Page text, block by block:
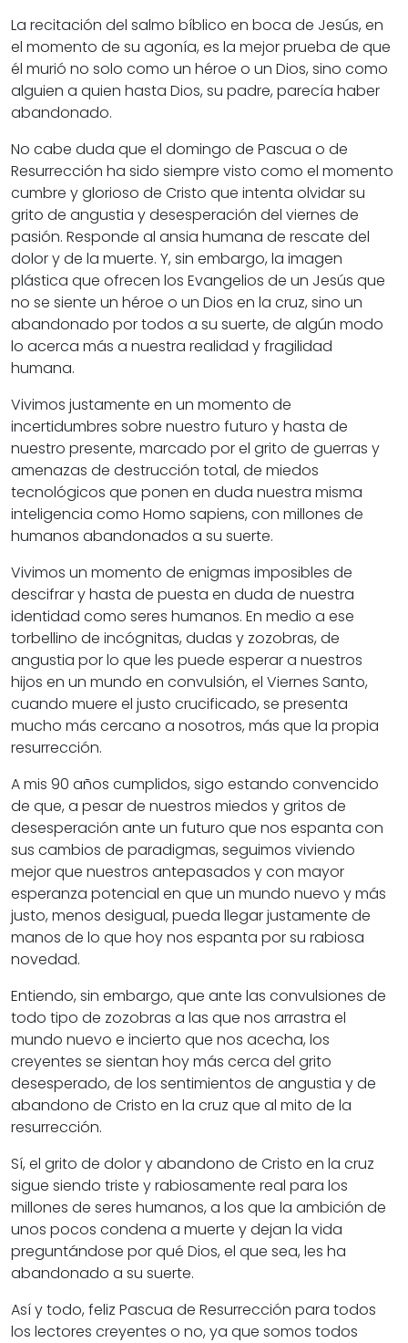
La recitación del salmo bíblico en boca de Jesús, en
el momento de su agonía, es la mejor prueba de que
él murió no solo como un héroe o un Dios, sino como
alguien a quien hasta Dios, su padre, parecía haber
abandonado.
No cabe duda que el domingo de Pascua o de
Resurrección ha sido siempre visto como el momento
cumbre y glorioso de Cristo que intenta olvidar su
grito de angustia y desesperación del viernes de
pasión. Responde al ansia humana de rescate del
dolor y de la muerte. Y, sin embargo, la imagen
plástica que ofrecen los Evangelios de un Jesús que
no se siente un héroe o un Dios en la cruz, sino un
abandonado por todos a su suerte, de algún modo
lo acerca más a nuestra realidad y fragilidad
humana.
Vivimos justamente en un momento de
incertidumbres sobre nuestro futuro y hasta de
nuestro presente, marcado por el grito de guerras y
amenazas de destrucción total, de miedos
tecnológicos que ponen en duda nuestra misma
inteligencia como Homo sapiens, con millones de
humanos abandonados a su suerte.
Vivimos un momento de enigmas imposibles de
descifrar y hasta de puesta en duda de nuestra
identidad como seres humanos. En medio a ese
torbellino de incógnitas, dudas y zozobras, de
angustia por lo que les puede esperar a nuestros
hijos en un mundo en convulsión, el Viernes Santo,
cuando muere el justo crucificado, se presenta
mucho más cercano a nosotros, más que la propia
resurrección.
A mis 90 años cumplidos, sigo estando convencido
de que, a pesar de nuestros miedos y gritos de
desesperación ante un futuro que nos espanta con
sus cambios de paradigmas, seguimos viviendo
mejor que nuestros antepasados y con mayor
esperanza potencial en que un mundo nuevo y más
justo, menos desigual, pueda llegar justamente de
manos de lo que hoy nos espanta por su rabiosa
novedad.
Entiendo, sin embargo, que ante las convulsiones de
todo tipo de zozobras a las que nos arrastra el
mundo nuevo e incierto que nos acecha, los
creyentes se sientan hoy más cerca del grito
desesperado, de los sentimientos de angustia y de
abandono de Cristo en la cruz que al mito de la
resurrección.
Sí, el grito de dolor y abandono de Cristo en la cruz
sigue siendo triste y rabiosamente real para los
millones de seres humanos, a los que la ambición de
unos pocos condena a muerte y dejan la vida
preguntándose por qué Dios, el que sea, les ha
abandonado a su suerte.
Así y todo, feliz Pascua de Resurrección para todos
los lectores creyentes o no, ya que somos todos